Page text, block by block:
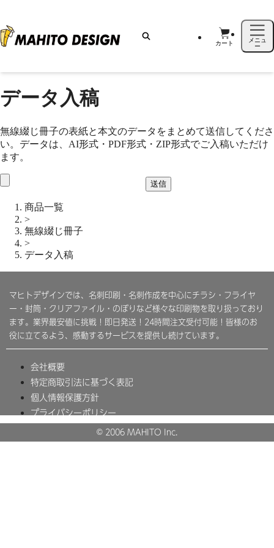
カート
メニュ
ー
データ入稿
無線綴じ冊子の表紙と本文のデータをまとめて送信してくださ
い。データは、AI形式・PDF形式・ZIP形式でご入稿いただけ
ます。
送信
商品一覧
>
無線綴じ冊子
>
データ入稿
マヒトデザインでは、名刺印刷・名刺作成を中心にチラシ・フライヤ
ー・封筒・クリアファイル・のぼりなど様々な印刷物を取り扱っており
ます。業界最安値に挑戦！即日発送！24時間注文受付可能！皆様のお
役に立てるよう、感動するサービスを提供し続けています。
会社概要
特定商取引法に基づく表記
個人情報保護方針
プライバシーポリシー
© 2006 MAHITO Inc.